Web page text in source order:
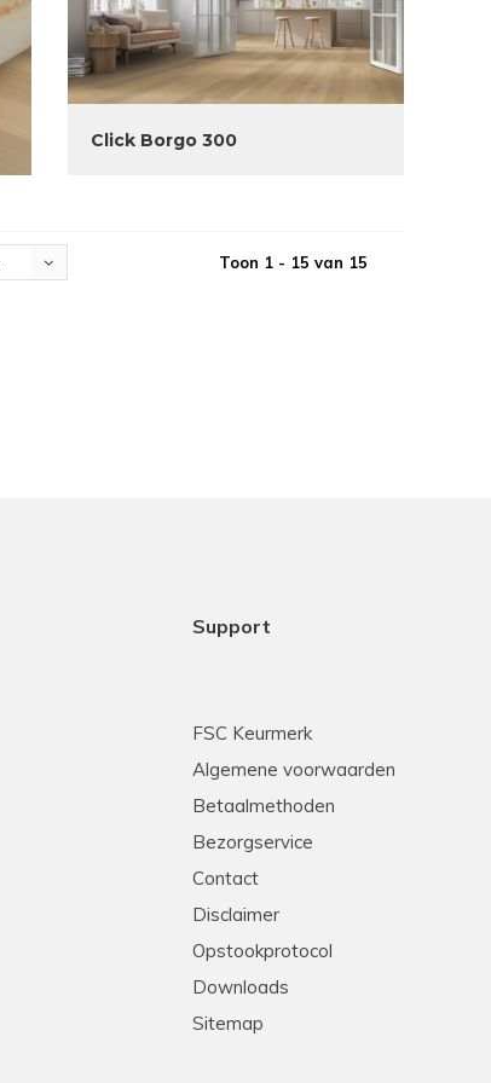
Click Borgo 300
Toon 1 - 15 van 15
Support
FSC Keurmerk
Algemene voorwaarden
Betaalmethoden
Bezorgservice
Contact
Disclaimer
Opstookprotocol
Downloads
Sitemap